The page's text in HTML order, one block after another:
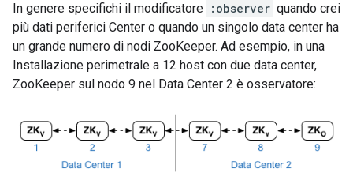
In genere specifichi il modificatore :observer quando crei
più dati periferici Center o quando un singolo data center ha
un grande numero di nodi ZooKeeper. Ad esempio, in una
Installazione perimetrale a 12 host con due data center,
ZooKeeper sul nodo 9 nel Data Center 2 è osservatore: